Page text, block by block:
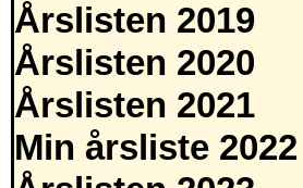
Årslisten 2019
Årslisten 2020
Årslisten 2021
Min årsliste 2022